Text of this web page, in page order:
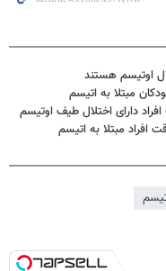
مبتلا به اتیسم
دارای اختلال طیف اوتیسم
افراد مبتلا به اتیسم